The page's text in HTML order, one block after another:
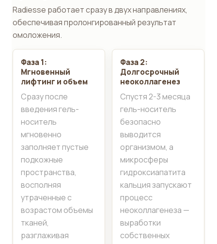
Radiesse работает сразу в двух направлениях,
обеспечивая пролонгированный результат
омоложения.
Фаза 1:
Мгновенный
лифтинг и объем
Сразу после
введения гель-
носитель
мгновенно
заполняет пустые
подкожные
пространства,
восполняя
утраченные с
возрастом объемы
тканей,
разглаживая
Фаза 2:
Долгосрочный
неоколлагенез
Спустя 2-3 месяца
гель-носитель
безопасно
выводится
организмом, а
микросферы
гидроксиапатита
кальция запускают
процесс
неоколлагенеза —
выработки
собственных